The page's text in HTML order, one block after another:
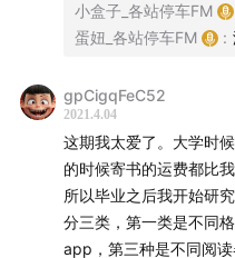
我们还开通了听友群，你
加入，与
| 主播
也会阅读纸质书的 蛋妞
手持iPad阅读的 小盒子
小盒子_各站停车FM
蛋妞_各站停车FM
:
gpCigqFeC52
2021.4.04
这期我太爱了。大学时
的时候寄书的运费都比
所以毕业之后我开始研
分三类，第一类是不同
app，第三种是不同阅